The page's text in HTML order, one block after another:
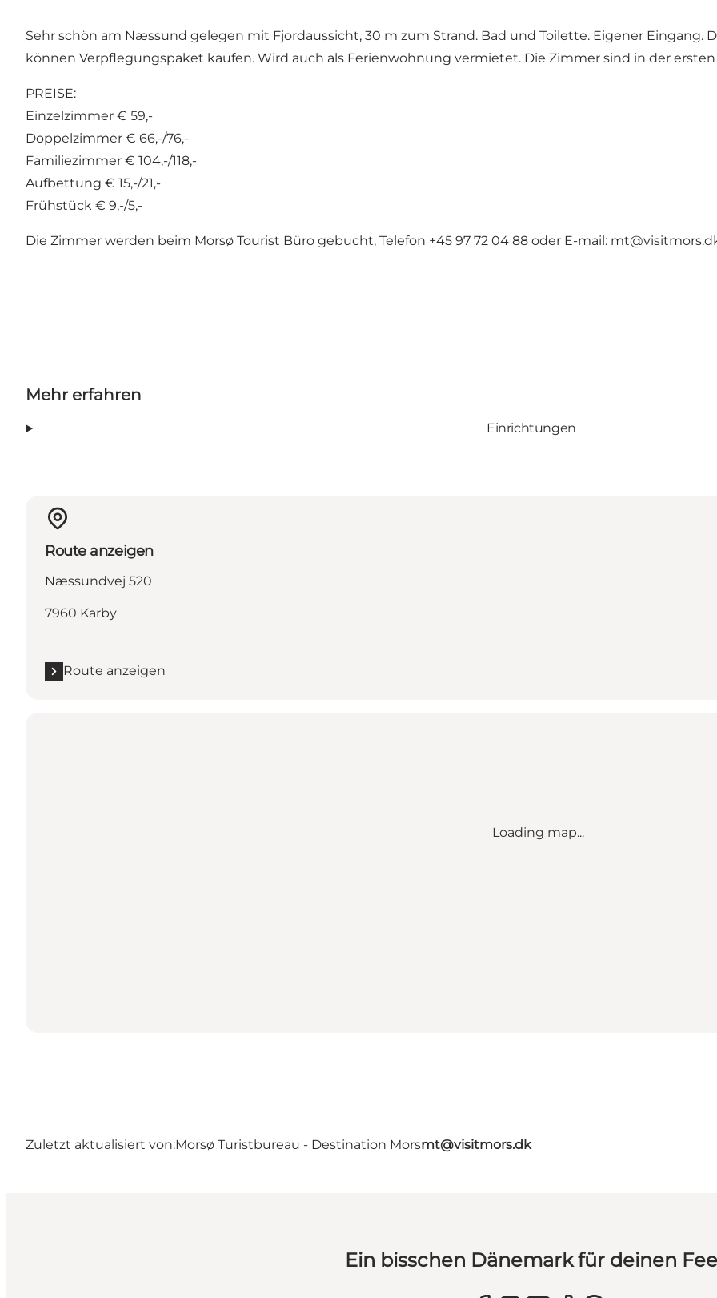
Sehr schön am Næssund gelegen mit Fjordaussicht, 30 m zum Strand. Bad und Toilette. Eigener Eingang.
können Verpflegungspaket kaufen. Wird auch als Ferienwohnung vermietet. Die Zimmer sind in der ersten
PREISE:
Einzelzimmer € 59,-
Doppelzimmer € 66,-/76,-
Familiezimmer € 104,-/118,-
Aufbettung € 15,-/21,-
Frühstück € 9,-/5,-
Die Zimmer werden beim Morsø Tourist Büro gebucht, Telefon +45 97 72 04 88 oder E-mail:
Mehr erfahren
Einrichtungen
Route anzeigen
Næssundvej 520
7960 Karby
Route anzeigen
Loading map...
Zuletzt aktualisiert von:Morsø Turistbureau - Destination Morsmt@visitmors.dk
Ein bisschen Dänemark für deinen